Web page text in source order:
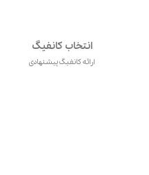
انتخاب کانفیگ
ارائه کانفیگ پیشنهادی